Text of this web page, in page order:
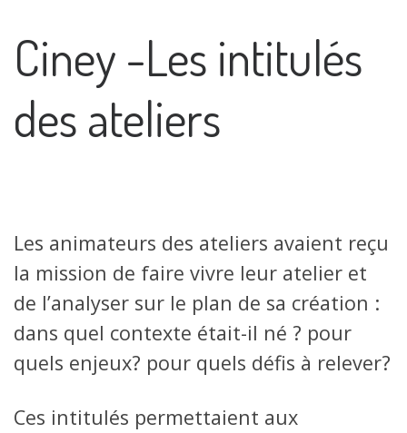
Ciney -Les intitulés
des ateliers
Les animateurs des ateliers avaient reçu
la mission de faire vivre leur atelier et
de l’analyser sur le plan de sa création :
dans quel contexte était-il né ? pour
quels enjeux? pour quels défis à relever?
Ces intitulés permettaient aux